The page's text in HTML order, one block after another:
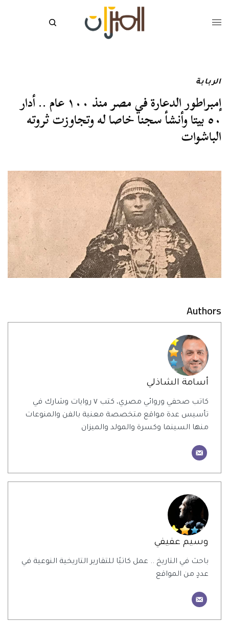
الربابة
إمبراطور الدعارة في مصر منذ ١٠٠ عام .. أدار
٥٠ بيتا وأنشأ سجنا خاصا له وتجاوزت ثروته
الباشوات
Authors
أسامة الشاذلي
كاتب صحفي وروائي مصري، كتب ٧ روايات وشارك في
تأسيس عدة مواقع متخصصة معنية بالفن والمنوعات
منها السينما وكسرة والمولد والميزان
وسيم عفيفي
باحث في التاريخ .. عمل كاتبًا للتقارير التاريخية النوعية في
عددٍ من المواقع